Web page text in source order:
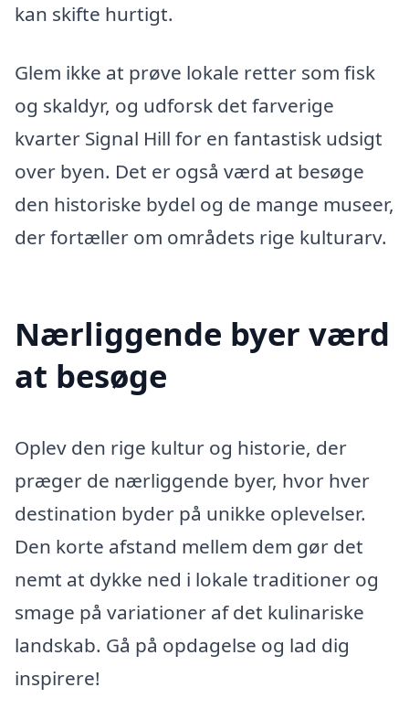
kan skifte hurtigt.
Glem ikke at prøve lokale retter som fisk
og skaldyr, og udforsk det farverige
kvarter Signal Hill for en fantastisk udsigt
over byen. Det er også værd at besøge
den historiske bydel og de mange museer,
der fortæller om områdets rige kulturarv.
Nærliggende byer værd
at besøge
Oplev den rige kultur og historie, der
præger de nærliggende byer, hvor hver
destination byder på unikke oplevelser.
Den korte afstand mellem dem gør det
nemt at dykke ned i lokale traditioner og
smage på variationer af det kulinariske
landskab. Gå på opdagelse og lad dig
inspirere!